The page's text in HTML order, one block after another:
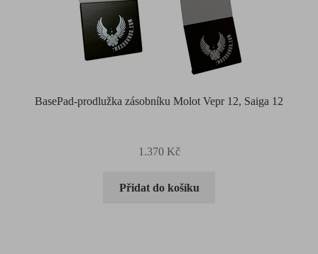
BasePad-prodlužka zásobníku Molot Vepr 12, Saiga 12
1.370 Kč
Přidat do košíku